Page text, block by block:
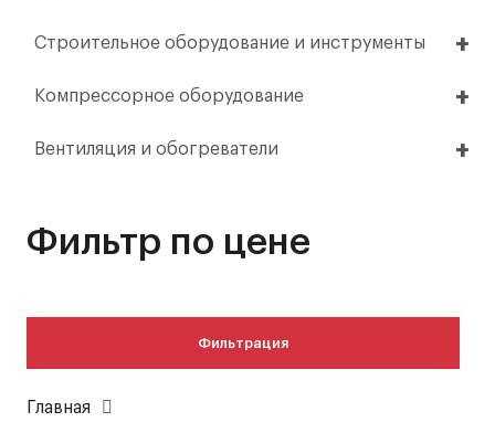
Строительное оборудование и инструменты
Компрессорное оборудование
Вентиляция и обогреватели
Фильтр по цене
цена
цена
Фильтрация
Главная